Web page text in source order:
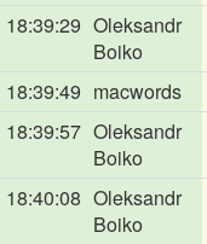
18:39:29 Oleksandr
Boiko
18:39:49 macwords
18:39:57 Oleksandr
Boiko
18:40:08 Oleksandr
Boiko